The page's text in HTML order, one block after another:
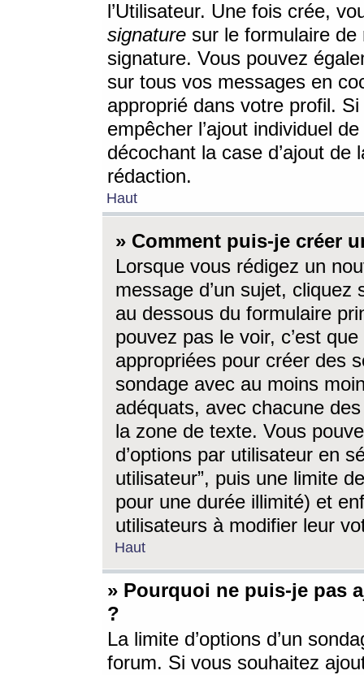
l’Utilisateur. Une fois crée,
signature sur le formulaire de
signature. Vous pouvez
sur tous vos messages en
approprié dans votre profil.
empêcher l’ajout individuel
décochant la case d’ajout
rédaction.
Haut
» Comment puis-je créer
Lorsque vous rédigez un
message d’un sujet, cliquez
au dessous du formulaire
pouvez pas le voir, c’est
appropriées pour créer des
sondage avec au moins
adéquats, avec chacune
la zone de texte. Vous
d’options par utilisateur en
utilisateur”, puis une limite
pour une durée illimité) et
utilisateurs à modifier leur
Haut
» Pourquoi ne puis-je pas
?
La limite d’options d’un
forum. Si vous souhaitez